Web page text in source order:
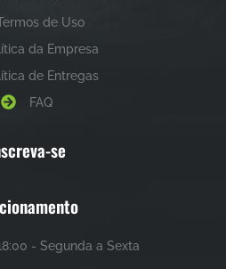
de Uso
da Empresa
de Entregas
FAQ
se
- Segunda a Sexta